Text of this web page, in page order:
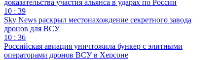
доказательства участия альянса в ударах по России
10 : 39
Sky News раскрыл местонахождение секретного завода
дронов для ВСУ
10 : 36
Российская авиация уничтожила бункер с элитными
операторами дронов ВСУ в Херсоне